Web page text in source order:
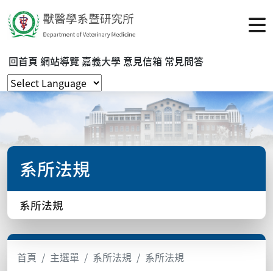
回首頁 網站導覽 嘉義大學 意見信箱 常見問答
系所法規
系所法規
首頁 主選單 系所法規 系所法規